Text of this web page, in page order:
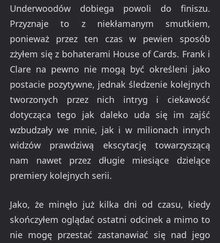
Underwoodów dobiega powoli do finiszu.
Przyznaje to z niekłamanym smutkiem,
ponieważ przez ten czas w pewien sposób
zżyłem się z bohaterami House of Cards. Frank i
Clare na pewno nie mogą być określeni jako
postacie pozytywne, jednak śledzenie kolejnych
tworzonych przez nich intryg i ciekawość
dotycząca tego jak daleko uda się im zajść
wzbudzały we mnie, jak i w milionach innych
widzów prawdziwą ekscytację towarzyszącą
nam nawet przez długie miesiące dzielące
premiery kolejnych serii.
Jako, że minęło już kilka dni od czasu, kiedy
skończyłem oglądać ostatni odcinek a mimo to
nie mogę przestać zastanawiać się nad jego